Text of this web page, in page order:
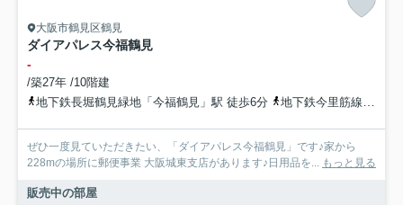
大阪市鶴見区鶴見
ダイアパレス今福鶴見
-
/築27年 /10階建
地下鉄長堀鶴見緑地「今福鶴見」駅 徒歩6分
地下鉄今里筋線「新森古市」駅 徒歩16分
ぜひ一度見ていただきたい、「ダイアパレス今福鶴見」です♪家から
228mの場所に郵便事業 大阪城東支店があります♪日用品を... もっと見る
販売中の部屋